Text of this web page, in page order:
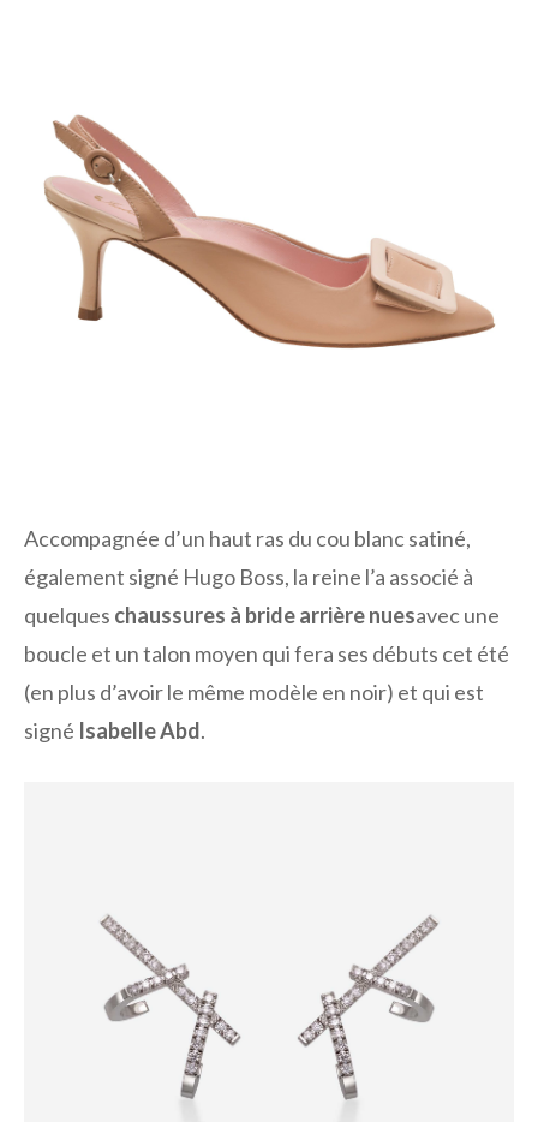
Accompagnée d’un haut ras du cou blanc satiné,
également signé Hugo Boss, la reine l’a associé à
quelques chaussures à bride arrière nuesavec une
boucle et un talon moyen qui fera ses débuts cet été
(en plus d’avoir le même modèle en noir) et qui est
signé Isabelle Abd.